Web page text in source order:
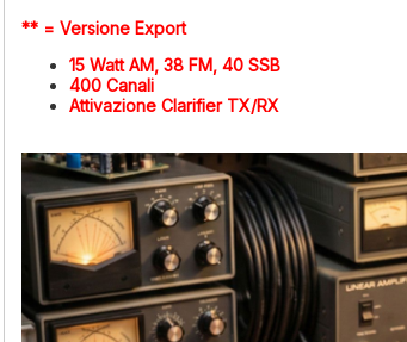
** = Versione Export
15 Watt AM, 38 FM, 40 SSB
400 Canali
Attivazione Clarifier TX/RX